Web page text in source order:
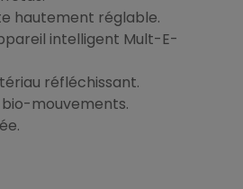
hautement réglable.
intelligent Mult-E-
réfléchissant.
mouvements.